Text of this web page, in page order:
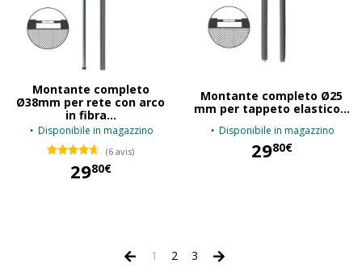
Montante completo
Ø38mm per rete con arco
in fibra...
Disponibile in magazzino
(6 avis)
2980€
Montante completo Ø25
mm per tappeto elastico...
Disponibile in magazzino
2980€
1 2 3